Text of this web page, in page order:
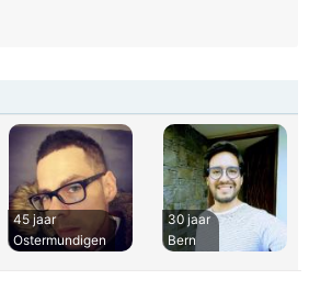
45 jaar
Ostermundigen
30 jaar
Bern